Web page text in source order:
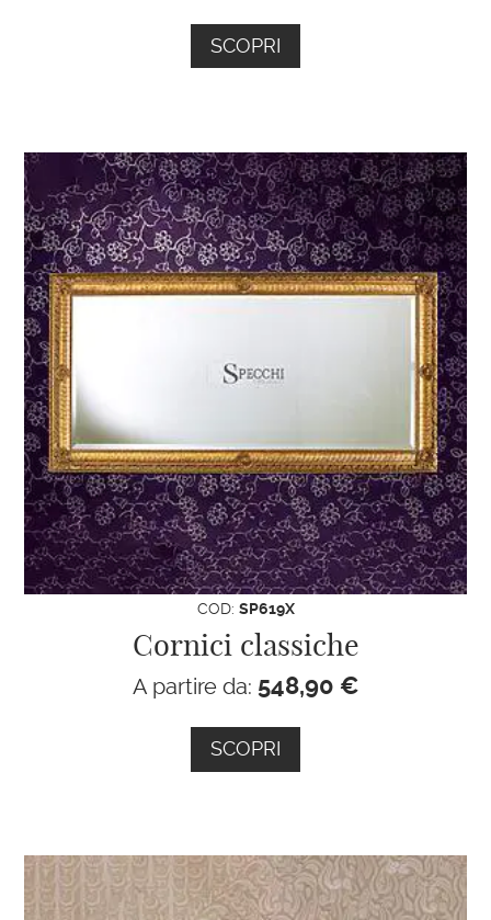
SCOPRI
COD: SP619X
Cornici classiche
A partire da: 548,90 €
SCOPRI